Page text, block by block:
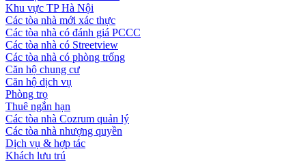
Khu vực TP Hà Nội
Các tòa nhà mới xác thực
Các tòa nhà có đánh giá PCCC
Các tòa nhà có Streetview
Các tòa nhà có phòng trống
Căn hộ chung cư
Căn hộ dịch vụ
Phòng trọ
Thuê ngắn hạn
Các tòa nhà Cozrum quản lý
Các tòa nhà nhượng quyền
Dịch vụ & hợp tác
Khách lưu trú